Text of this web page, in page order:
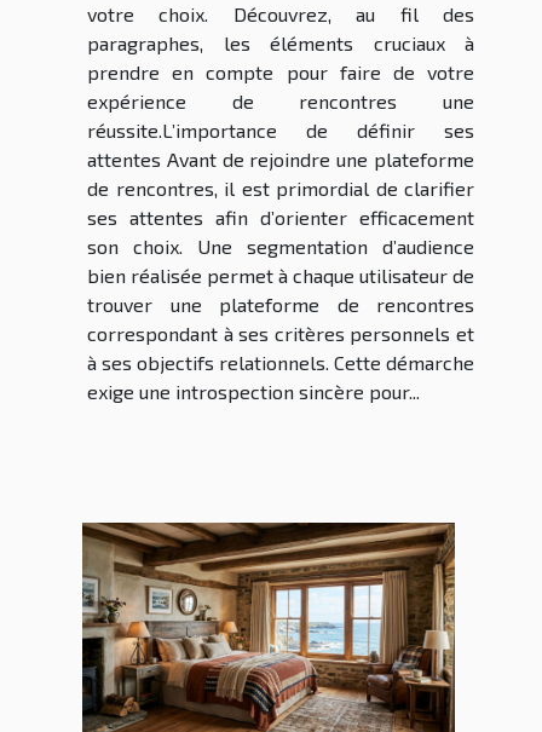
votre choix. Découvrez, au fil des
paragraphes, les éléments cruciaux à
prendre en compte pour faire de votre
expérience de rencontres une
réussite.L’importance de définir ses
attentes Avant de rejoindre une plateforme
de rencontres, il est primordial de clarifier
ses attentes afin d’orienter efficacement
son choix. Une segmentation d’audience
bien réalisée permet à chaque utilisateur de
trouver une plateforme de rencontres
correspondant à ses critères personnels et
à ses objectifs relationnels. Cette démarche
exige une introspection sincère pour...